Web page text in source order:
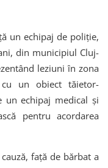
un echipaj de poliție,
din municipiul Cluj-
leziuni în zona
un obiect tăietor-
un echipaj medical și
pentru acordarea
față de bărbat a